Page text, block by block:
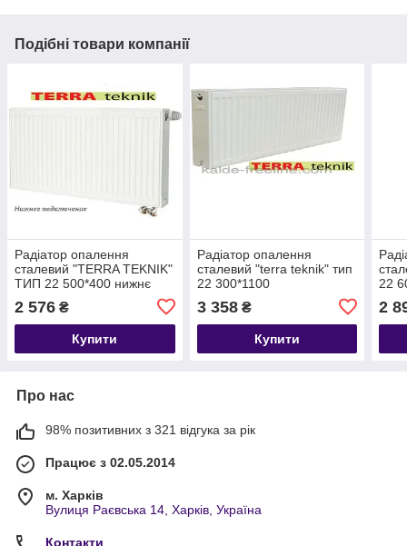
Подібні товари компанії
Радіатор опалення
сталевий "TERRA TEKNIK"
ТИП 22 500*400 нижнє
2 576 ₴
Купити
Радіатор опалення
сталевий "terra teknik" тип
22 300*1100
3 358₴
Купити
22
2
Про нас
98% позитивних з 321 відгука за рік
Працює з 02.05.2014
м. Харків
Вулиця Раєвська 14, Харків, Україна
Контакти